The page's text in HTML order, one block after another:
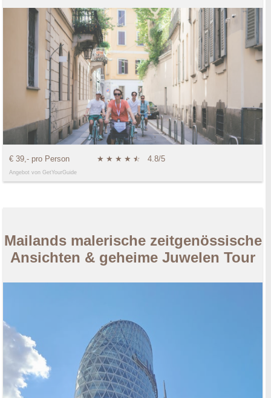
€ 39,- pro Person ★ ★ ★ ★ ★
☆ 4.8/5
Angebot von GetYourGuide
Mailands malerische zeitgenössische
Ansichten & geheime Juwelen Tour